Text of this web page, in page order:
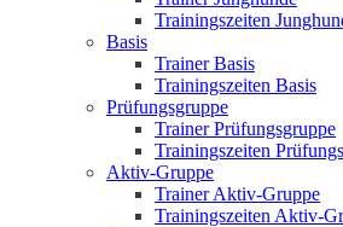
Trainingszeiten
Basis
Trainer Basis
Trainingszeiten Basis
Prüfungsgruppe
Trainer Prüfungsgruppe
Trainingszeiten
Aktiv-Gruppe
Trainer Aktiv-Gruppe
Trainingszeiten Aktiv-